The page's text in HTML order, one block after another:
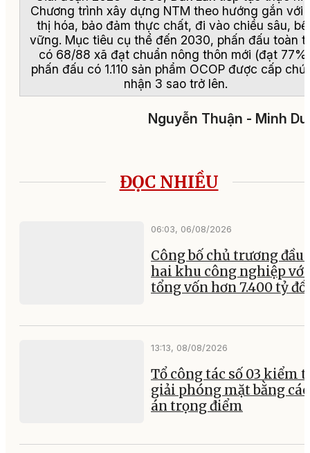
Chương trình xây dựng NTM theo hướng gắn với
thị hóa, bảo đảm thực chất, đi vào chiều sâu,
vững. Mục tiêu cụ thể đến 2030, phấn đấu toàn
có 68/88 xã đạt chuẩn nông thôn mới (đạt
phấn đấu có 1.110 sản phẩm OCOP được cấp
nhận 3 sao trở lên.
Nguyễn Thuận - Minh
ĐỌC NHIỀU
06:03, 06/08/2026
Công bố chủ trương đầu
hai khu công nghiệp với
tổng vốn hơn 7.400 tỷ
13:13, 08/08/2026
Tổ công tác số 03 kiểm
giải phóng mặt bằng
án trọng điểm